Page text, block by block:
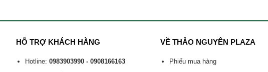
HỖ TRỢ KHÁCH HÀNG
Hotline: 0983903990 - 0908166163
VỀ THẢO NGUYÊN PLAZA
Phiếu mua hàng